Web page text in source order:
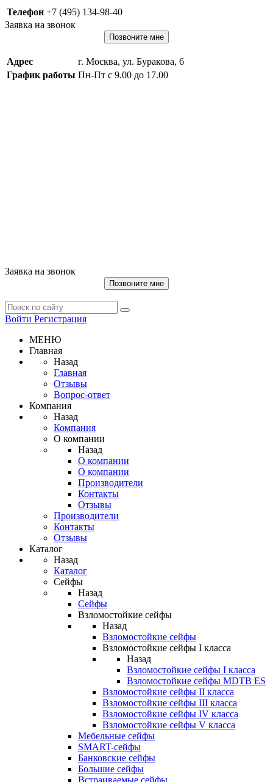
Телефон +7 (495) 134-98-40
Заявка на звонок
Позвоните мне
Адрес
г. Москва, ул. Буракова, 6
График работы Пн-Пт с 9.00 до 17.00
Заявка на звонок
Позвоните мне
Войти Регистрация
МЕНЮ
Главная
Назад
Главная
Отзывы
Вопрос-ответ
Компания
Назад
Компания
О компании
Назад
О компании
О компании
Производители
Контакты
Отзывы
Производители
Контакты
Отзывы
Каталог
Назад
Каталог
Сейфы
Назад
Сейфы
Взломостойкие сейфы
Назад
Взломостойкие сейфы
Взломостойкие сейфы I класса
Назад
Взломостойкие сейфы I класса
Взломостойкие сейфы MDTB ES
Взломостойкие сейфы II класса
Взломостойкие сейфы III класса
Взломостойкие сейфы IV класса
Взломостойкие сейфы V класса
Мебельные сейфы
SMART-сейфы
Банковские сейфы
Большие сейфы
Встраиваемые сейфы